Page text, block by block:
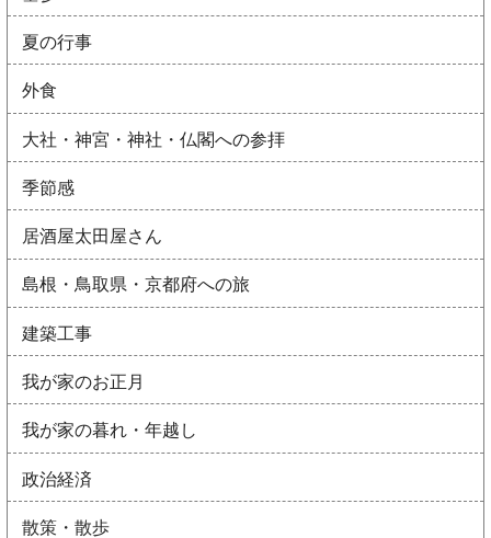
夏の行事
外食
大社・神宮・神社・仏閣への参拝
季節感
居酒屋太田屋さん
島根・鳥取県・京都府への旅
建築工事
我が家のお正月
我が家の暮れ・年越し
政治経済
散策・散歩